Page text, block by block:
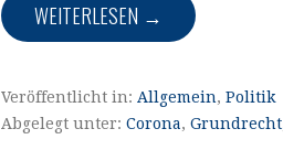
WEITERLESEN →
Veröffentlicht in: Allgemein, Politik
Abgelegt unter: Corona, Grundrecht